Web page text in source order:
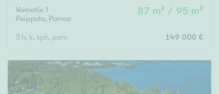
Voimatie 1
Peippola, Porvoo
87 m² / 95 m²
3 h, k, kph, parv. 149 000 €